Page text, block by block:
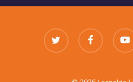
twitter facebook